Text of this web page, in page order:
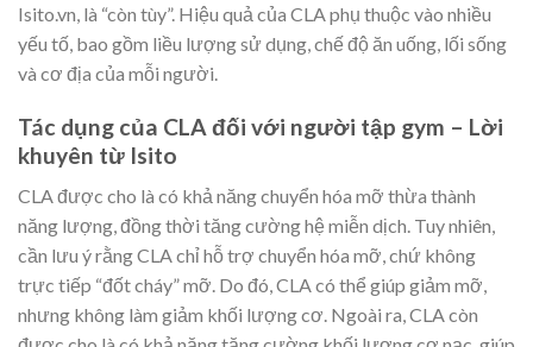
Isito.vn, là “còn tùy”. Hiệu quả của CLA phụ thuộc vào nhiều
yếu tố, bao gồm liều lượng sử dụng, chế độ ăn uống, lối sống
và cơ địa của mỗi người.
Tác dụng của CLA đối với người tập gym – Lời
khuyên từ Isito
CLA được cho là có khả năng chuyển hóa mỡ thừa thành
năng lượng, đồng thời tăng cường hệ miễn dịch. Tuy nhiên,
cần lưu ý rằng CLA chỉ hỗ trợ chuyển hóa mỡ, chứ không
trực tiếp “đốt cháy” mỡ. Do đó, CLA có thể giúp giảm mỡ,
nhưng không làm giảm khối lượng cơ. Ngoài ra, CLA còn